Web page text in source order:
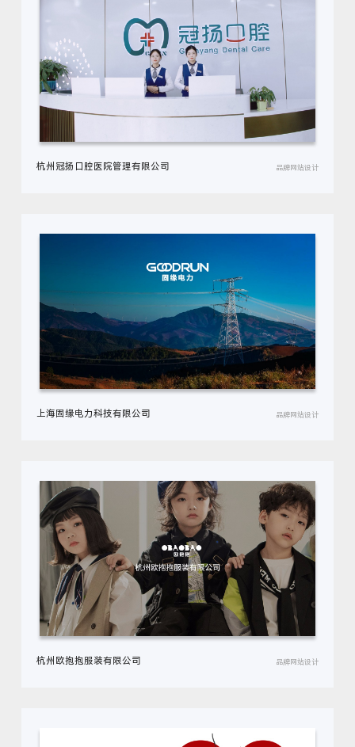
杭州冠扬口腔医院管理有限公司 品牌网站设计
上海固缘电力科技有限公司 品牌网站设计
杭州欧抱抱服装有限公司 品牌网站设计